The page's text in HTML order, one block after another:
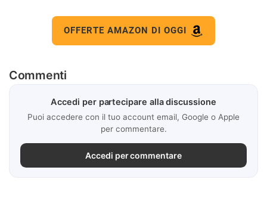
OFFERTE AMAZON DI OGGI
Commenti
Accedi per partecipare alla discussione
Puoi accedere con il tuo account email, Google o Apple
per commentare.
Accedi per commentare